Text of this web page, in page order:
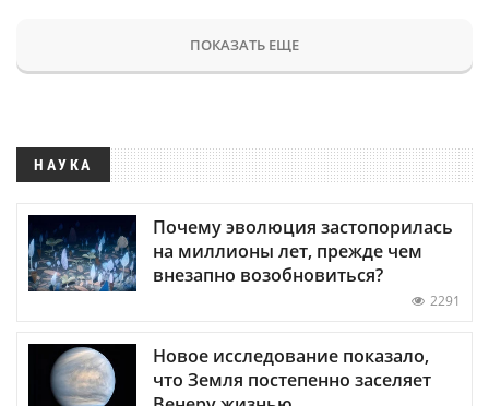
ПОКАЗАТЬ ЕЩЕ
НАУКА
Почему эволюция застопорилась
на миллионы лет, прежде чем
внезапно возобновиться?
2291
Новое исследование показало,
что Земля постепенно заселяет